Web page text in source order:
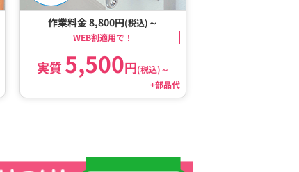
作業料金 8,800円(税込) ～
WEB割適用で！
実質 5,500円(税込)～
+部品代